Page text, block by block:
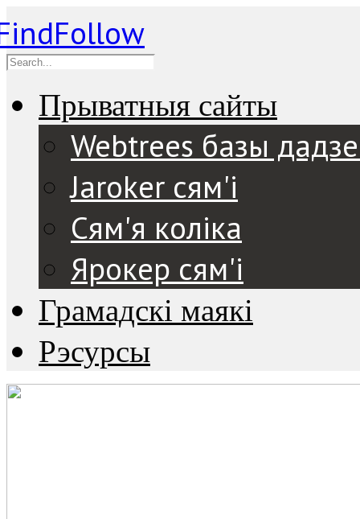
Прыватныя сайты
Webtrees базы
Jaroker сям'і
Сям'я коліка
Ярокер сям'і
Грамадскі маякі
Рэсурсы